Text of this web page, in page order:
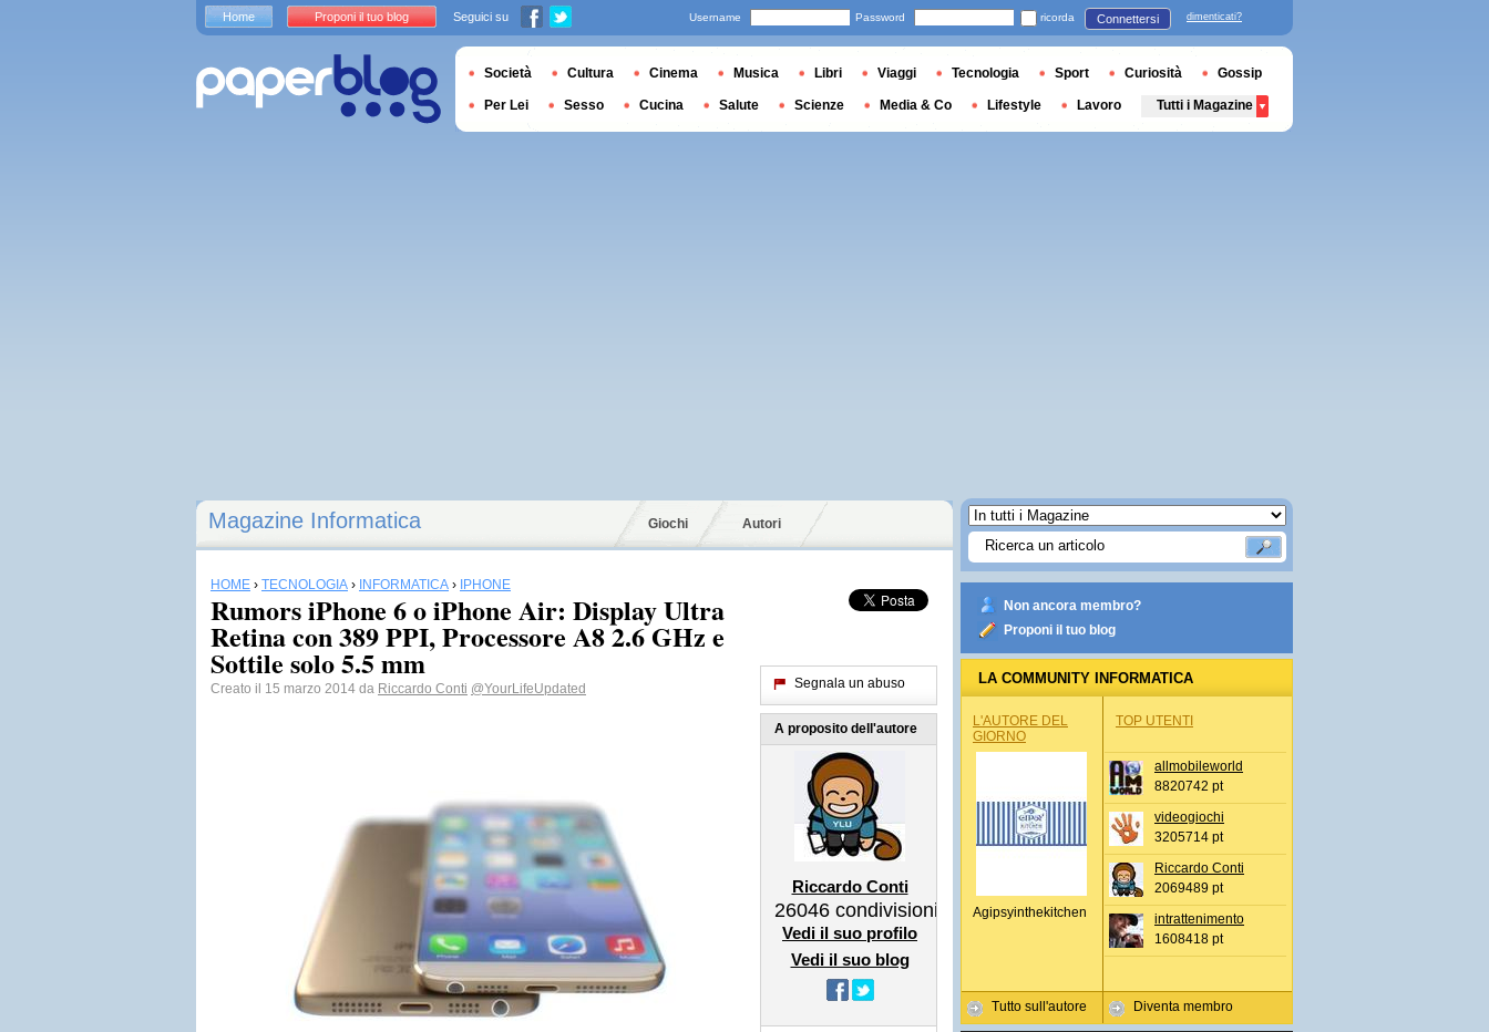
Magazine Informatica Giochi Autori
HOME › TECNOLOGIA › INFORMATICA › IPHONE
Rumors iPhone 6 o iPhone Air: Display Ultra
Retina con 389 PPI, Processore A8 2.6 GHz e
Sottile solo 5.5 mm
Creato il 15 marzo 2014 da Riccardo Conti @YourLifeUpdated Segnala un abuso
A proposito dell'autore
Riccardo Conti
26046 condivisioni
Vedi il suo profilo
Vedi il suo blog
Non ancora membro?
Proponi il tuo blog
LA COMMUNITY INFORMATICA
L'AUTORE DEL
GIORNO
Agipsyinthekitchen
Tutto sull'autore
TOP UTENTI
allmobileworld
8820742 pt
videogiochi
3205714 pt
Riccardo Conti
2069489 pt
intrattenimento
1608418 pt
Diventa membro
Home Proponi il tuo blog Seguici su Username Password ricorda Connettersi dimenticati?
Società Cultura Cinema Musica Libri Viaggi Tecnologia Sport Curiosità Gossip
Per Lei Sesso Cucina Salute Scienze Media & Co Lifestyle Lavoro Tutti i Magazine